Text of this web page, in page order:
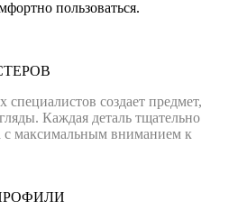
пользоваться.
создает предмет,
Каждая деталь тщательно
максимальным вниманием к